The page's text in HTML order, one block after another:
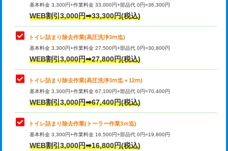
基本料金 3,300円+作業料金 33,000円+部品代 0円=36,300円
WEB割引3,000円➡33,300円(税込)
トイレ詰まり除去作業(高圧洗浄3ⅿ迄)
基本料金 3,300円+作業料金 27,500円+部品代 0円=30,800円
WEB割引3,000円➡27,800円(税込)
トイレ詰まり除去作業(高圧洗浄3ⅿ迄＋12ⅿ)
基本料金 3,300円+作業料金 67,100円+部品代 0円=70,400円
WEB割引3,000円➡67,400円(税込)
トイレ詰まり除去作業(トーラー作業3ｍ迄)
基本料金 3,300円+作業料金 16,500円+部品代 0円=19,800円
WEB割引3,000円➡16,800円(税込)